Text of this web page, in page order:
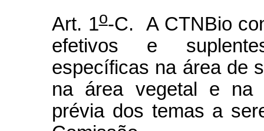
Art. 1o-C. A CTNBio
efetivos e
específicas na área de
na área vegetal e na
prévia dos temas a